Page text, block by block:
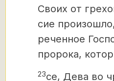
Своих от
сие
реченное
пророка,
23се, Дева во